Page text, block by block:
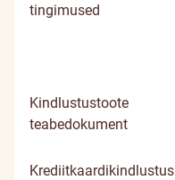
tingimused
Kindlustustoote
teabedokument
Krediitkaardikindlustus